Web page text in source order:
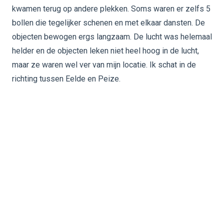
kwamen terug op andere plekken. Soms waren er zelfs 5
bollen die tegelijker schenen en met elkaar dansten. De
objecten bewogen ergs langzaam. De lucht was helemaal
helder en de objecten leken niet heel hoog in de lucht,
maar ze waren wel ver van mijn locatie. Ik schat in de
richting tussen Eelde en Peize.